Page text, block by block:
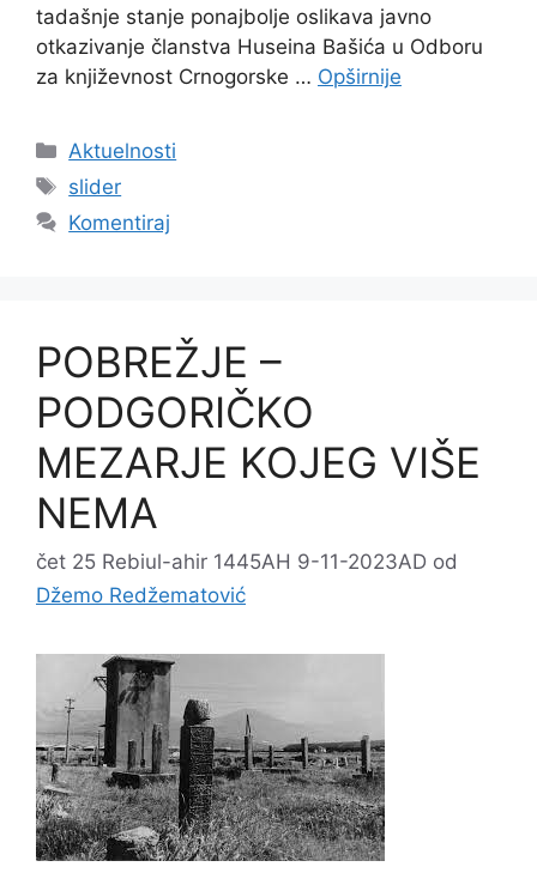
tadašnje stanje ponajbolje oslikava javno
otkazivanje članstva Huseina Bašića u Odboru
za književnost Crnogorske … Opširnije
Kategorije
Aktuelnosti
Oznake
slider
Komentiraj
POBREŽJE –
PODGORIČKO
MEZARJE KOJEG VIŠE
NEMA
čet 25 Rebiul-ahir 1445AH 9-11-2023AD od
Džemo Redžematović